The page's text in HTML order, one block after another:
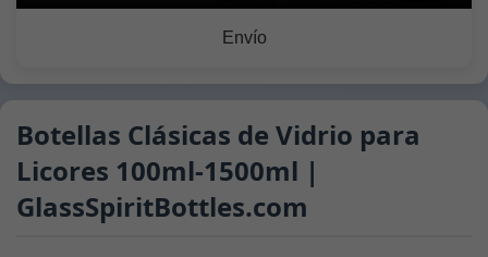
Envío
Botellas Clásicas de Vidrio para
Licores 100ml-1500ml |
GlassSpiritBottles.com